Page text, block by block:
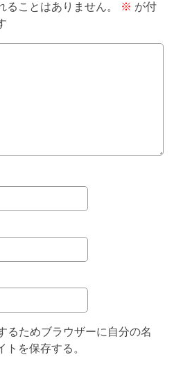
ることはありません。 ※ が付
るためブラウザーに自分の名
を保存する。